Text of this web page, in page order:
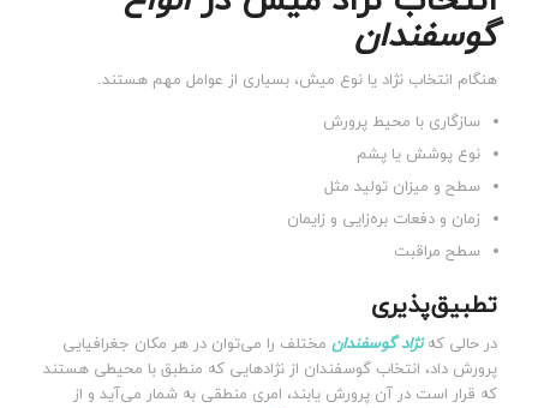
گوسفندان
هنگام انتخاب نژاد یا نوع میش، بسیاری از عوامل مهم هستند.
سازگاری با محیط پرورش
نوع پوشش یا پشم
سطح و میزان تولید مثل
زمان و دفعات بره‌زایی و زایمان
سطح مراقبت
تطبیق‌پذیری
در حالی کهنژاد گوسفندانمختلف را می‌توان در هر مکان جغرافیایی
پرورش داد، انتخاب گوسفندان از نژادهایی که منطبق با محیطی هستند
که قرار است در آن پرورش یابند، امری منطقی به شمار می‌آید و از